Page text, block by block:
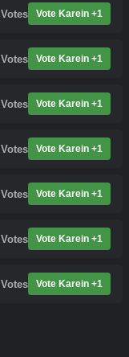
Votes Vote Karein +1
Votes Vote Karein +1
Votes Vote Karein +1
Votes Vote Karein +1
Votes Vote Karein +1
Votes Vote Karein +1
Votes Vote Karein +1